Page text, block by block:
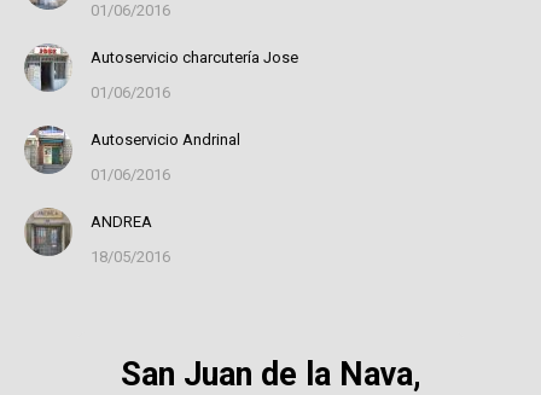
01/06/2016
Autoservicio charcutería Jose
01/06/2016
Autoservicio Andrinal
01/06/2016
ANDREA
18/05/2016
San Juan de la Nava,